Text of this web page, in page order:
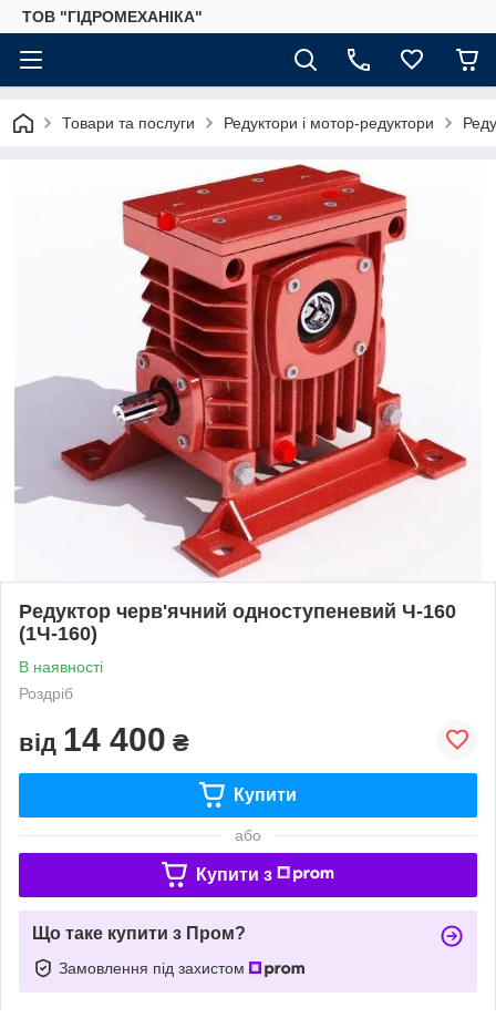
ТОВ "ГІДРОМЕХАНІКА"
Товари та послуги Редуктори і мотор-редуктори
Редуктор черв'ячний одноступеневий Ч-160
(1Ч-160)
В наявності
Роздріб
від 14 400 ₴
Купити
або
Купити з
Що таке купити з Пром?
Замовлення під захистом